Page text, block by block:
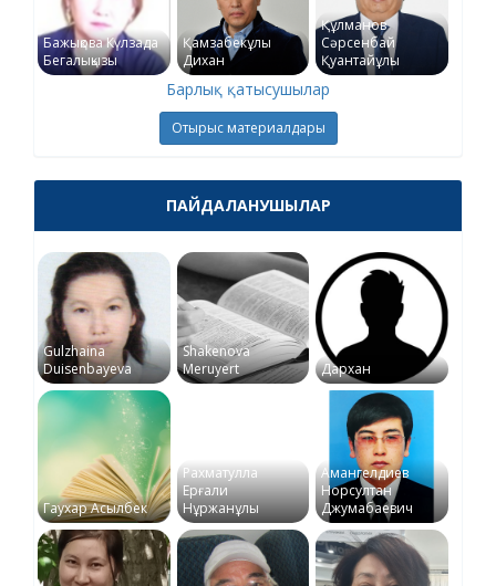
Бажықова Күлзада
Бегалықызы
Қамзабекұлы
Дихан
Құлманов
Сәрсенбай
Қуантайұлы
Барлық қатысушылар
Отырыс материалдары
ПАЙДАЛАНУШЫЛАР
Gulzhaina
Duisenbayeva
Shakenova
Meruyert
Дархан
Гаухар Асылбек
Рахматулла
Ерғали
Нұржанұлы
Амангелдиев
Норсултан
Джумабаевич